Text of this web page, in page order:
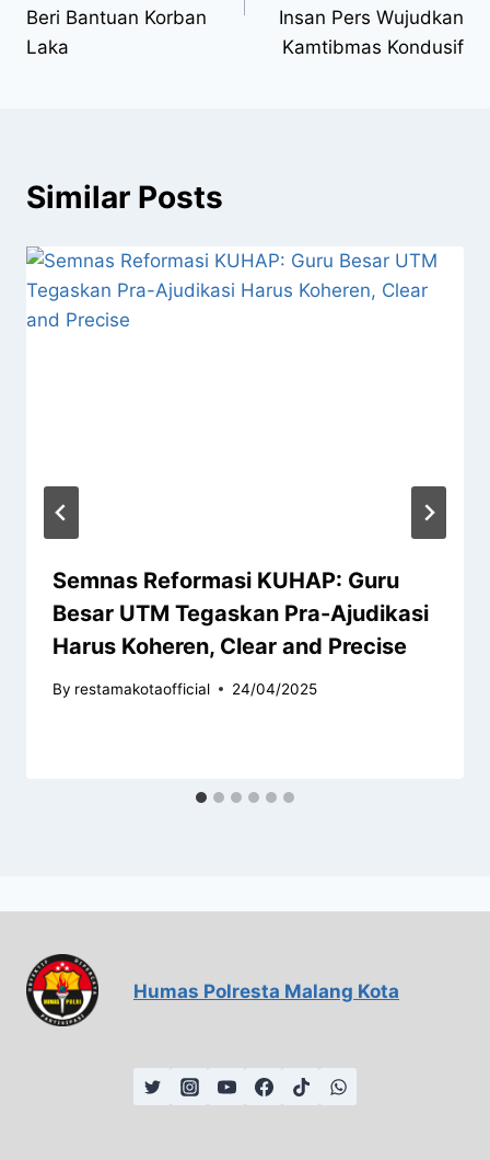
Beri Bantuan Korban
Laka
Insan Pers Wujudkan
Kamtibmas Kondusif
Similar Posts
Semnas Reformasi KUHAP: Guru
Besar UTM Tegaskan Pra-Ajudikasi
Harus Koheren, Clear and Precise
By restamakotaofficial 24/04/2025
Humas Polresta Malang Kota